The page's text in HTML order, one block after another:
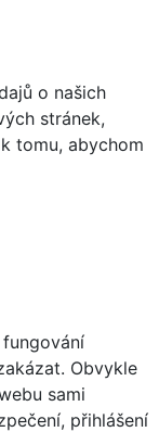
o našich
stránek,
tomu, abychom
Obvykle
sami
přihlášení